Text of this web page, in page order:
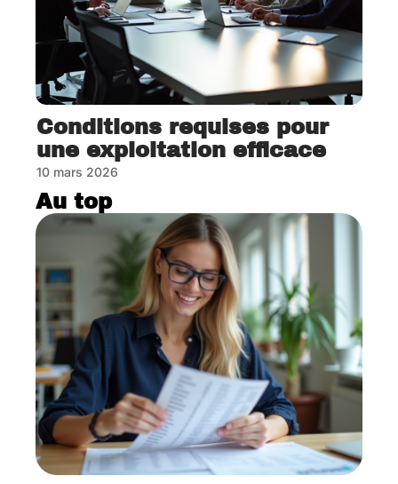
Conditions requises pour
une exploitation efficace
10 mars 2026
Au top